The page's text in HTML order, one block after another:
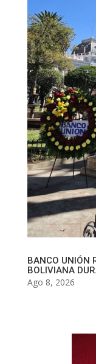
BANCO UNIÓN
BOLIVIANA
Ago 8, 2026